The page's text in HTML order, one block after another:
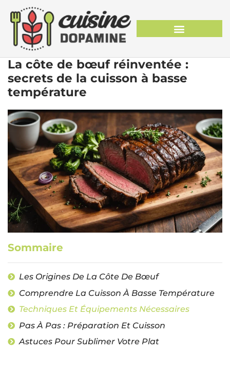
La côte de bœuf réinventée :
secrets de la cuisson à basse
température
Sommaire
Les Origines De La Côte De Bœuf
Comprendre La Cuisson À Basse Température
Techniques Et Équipements Nécessaires
Pas À Pas : Préparation Et Cuisson
Astuces Pour Sublimer Votre Plat